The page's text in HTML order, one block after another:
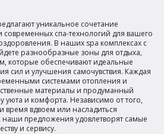
уникальное сочетание
спа-технологий для вашего
В наших spa комплексах с
разнообразные зоны для отдыха,
которые обеспечивают идеальные
сил и улучшения самочувствия. Каждая
системами отопления и
материалы и продуманный
уюта и комфорта. Независимо от того,
время вдвоем или насладиться
предложения удовлетворят самые
и сервису.